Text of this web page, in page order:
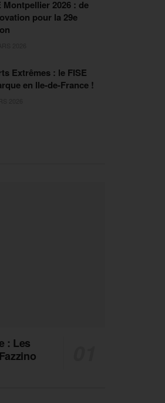
Montpellier 2026 : de
pour la 29e
Extrêmes : le FISE
en Ile-de-France !
: Les